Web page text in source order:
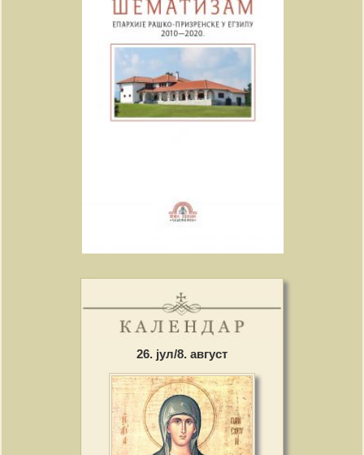
26. јул/8. август